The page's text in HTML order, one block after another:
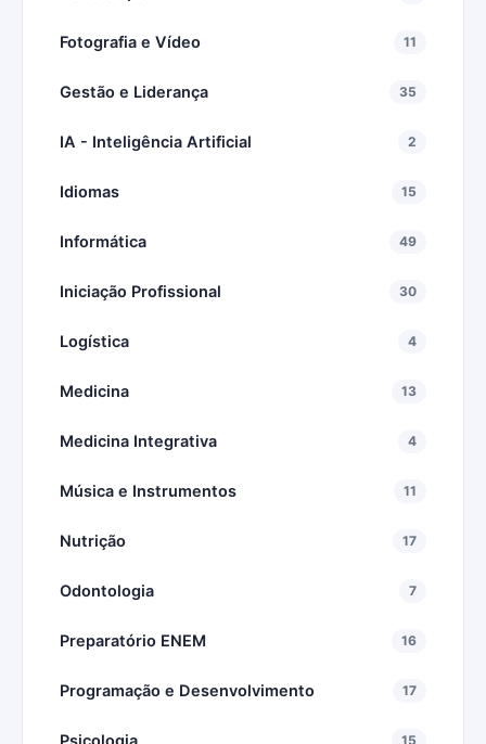
Fotografia e Vídeo 11
Gestão e Liderança 35
IA - Inteligência Artificial 2
Idiomas 15
Informática 49
Iniciação Profissional 30
Logística 4
Medicina 13
Medicina Integrativa 4
Música e Instrumentos 11
Nutrição 17
Odontologia 7
Preparatório ENEM 16
Programação e Desenvolvimento 17
15